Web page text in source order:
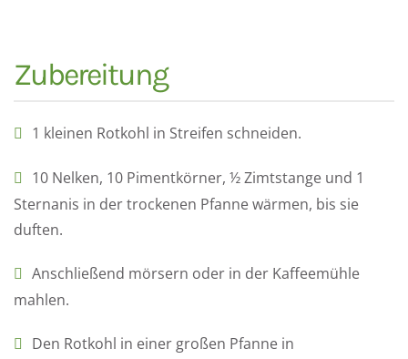
Zubereitung
1 kleinen Rotkohl in Streifen schneiden.
10 Nelken, 10 Pimentkörner, ½ Zimtstange und 1
Sternanis in der trockenen Pfanne wärmen, bis sie
duften.
Anschließend mörsern oder in der Kaffeemühle
mahlen.
Den Rotkohl in einer großen Pfanne in